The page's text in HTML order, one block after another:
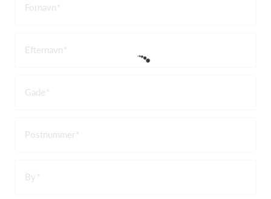
Fornavn
Efternavn
Gade
Postnummer
By